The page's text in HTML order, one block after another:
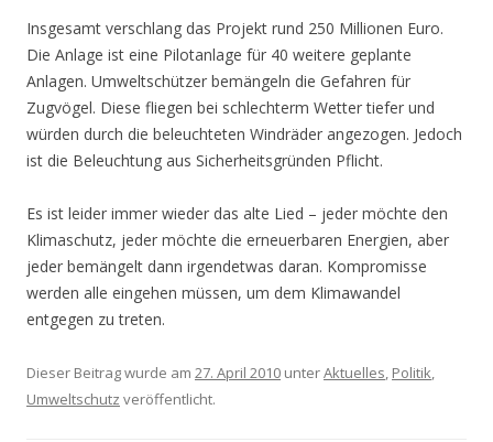
Insgesamt verschlang das Projekt rund 250 Millionen Euro.
Die Anlage ist eine Pilotanlage für 40 weitere geplante
Anlagen. Umweltschützer bemängeln die Gefahren für
Zugvögel. Diese fliegen bei schlechterm Wetter tiefer und
würden durch die beleuchteten Windräder angezogen. Jedoch
ist die Beleuchtung aus Sicherheitsgründen Pflicht.
Es ist leider immer wieder das alte Lied – jeder möchte den
Klimaschutz, jeder möchte die erneuerbaren Energien, aber
jeder bemängelt dann irgendetwas daran. Kompromisse
werden alle eingehen müssen, um dem Klimawandel
entgegen zu treten.
Dieser Beitrag wurde am 27. April 2010 unterAktuelles, Politik,
Umweltschutz veröffentlicht.